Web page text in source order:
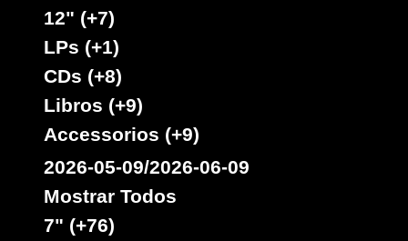
12" (+7)
LPs (+1)
CDs (+8)
Libros (+9)
Accessorios (+9)
2026-05-09/2026-06-09
Mostrar Todos
7" (+76)
inspire
Artista :Little Hero